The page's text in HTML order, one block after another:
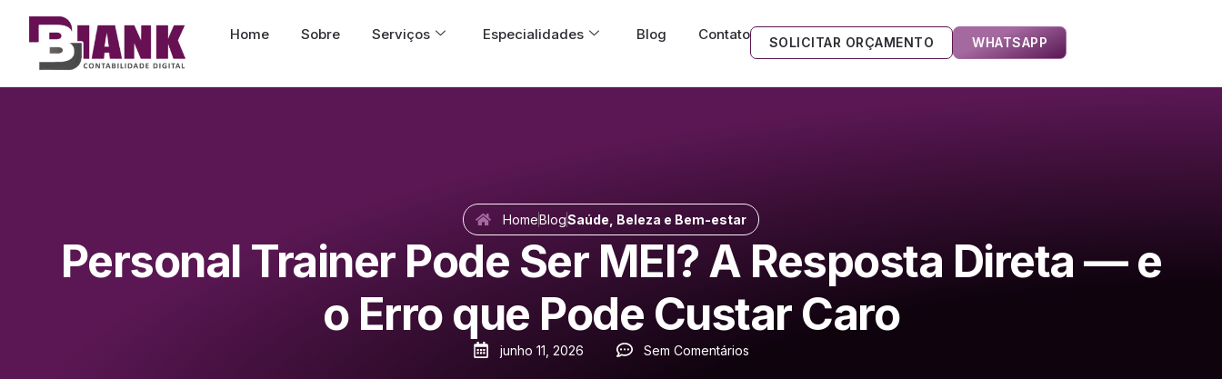
Home Sobre Serviços Especialidades Blog Contato SOLICITAR ORÇAMENTO WHATSAPP
HomeBlogSaúde, Beleza e Bem-estar
Personal Trainer Pode Ser MEI? A Resposta Direta — e
o Erro que Pode Custar Caro
junho 11, 2026 Sem Comentários